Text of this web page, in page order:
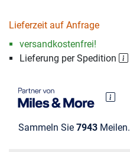
Lieferzeit auf Anfrage
versandkostenfrei!
Lieferung per Spedition
Sammeln Sie 7943 Meilen.